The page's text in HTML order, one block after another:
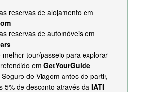
reservas de alojamento em
reservas de automóveis em
melhor tour/passeio para explorar
em GetYourGuide
de Viagem antes de partir,
5% de desconto através da IATI